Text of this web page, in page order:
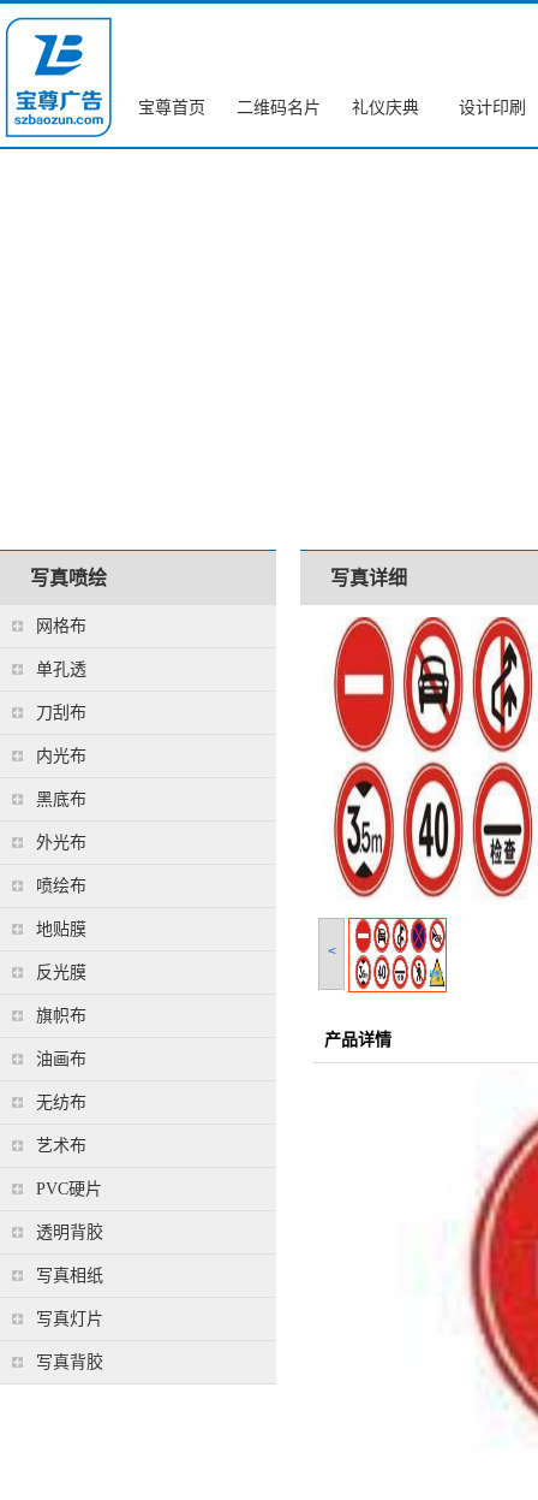
宝尊首页 二维码名片 礼仪庆典 设计印刷
写真喷绘
网格布
单孔透
刀刮布
内光布
黑底布
外光布
喷绘布
地贴膜
反光膜
旗帜布
油画布
无纺布
艺术布
PVC硬片
透明背胶
写真相纸
写真灯片
写真背胶
写真详细
<
产品详情